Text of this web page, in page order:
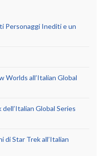
Personaggi Inediti e un
Worlds all’Italian Global
Global Series
di Star Trek all’Italian